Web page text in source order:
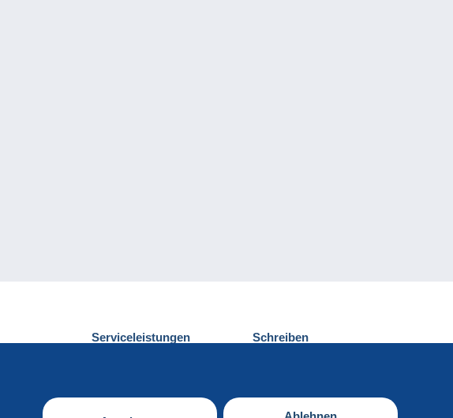
Serviceleistungen Schreiben